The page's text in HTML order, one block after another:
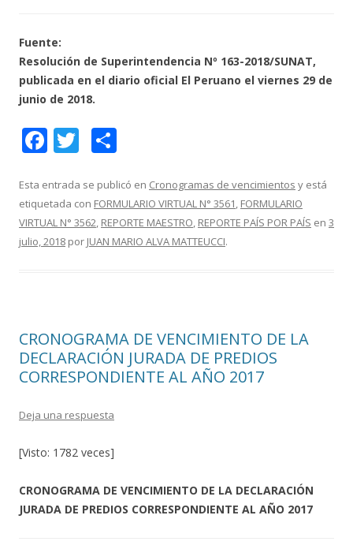
Fuente:
Resolución de Superintendencia Nº 163-2018/SUNAT,
publicada en el diario oficial El Peruano el viernes 29 de
junio de 2018.
F
e
b
o
T
itt
er
m
p
ar
Esta entrada se publicó en Cronogramas de vencimientos y está
etiquetada con FORMULARIO VIRTUAL N° 3561, FORMULARIO
VIRTUAL N° 3562, REPORTE MAESTRO, REPORTE PAÍS POR PAÍS en 3
julio, 2018 por JUAN MARIO ALVA MATTEUCCI.
CRONOGRAMA DE VENCIMIENTO DE LA
DECLARACIÓN JURADA DE PREDIOS
CORRESPONDIENTE AL AÑO 2017
Deja una respuesta
[Visto: 1782 veces]
CRONOGRAMA DE VENCIMIENTO DE LA DECLARACIÓN
JURADA DE PREDIOS CORRESPONDIENTE AL AÑO 2017